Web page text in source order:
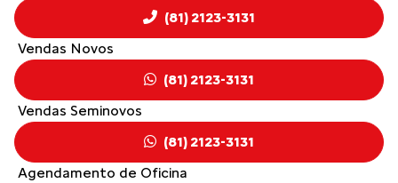
(81) 2123-3131
Vendas Novos
(81) 2123-3131
Vendas Seminovos
(81) 2123-3131
Agendamento de Oficina